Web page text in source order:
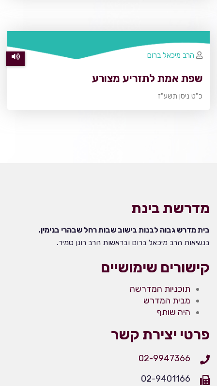
שפת אמת לתזריע מצורע
כ"ט ניסן תשע"ז
הרב מיכאל ברום
מדרשת בינת
בית מדרש גבוה לבנות בישוב שבות רחל שבהרי בנימין.
בנשיאות הרב מיכאל ברום ובראשות הרב רונן טמיר.
קישורים שימושיים
תוכניות המדרשה
מבית המדרש
היה שותף
פרטי יצירת קשר
02-9947366
02-9401166